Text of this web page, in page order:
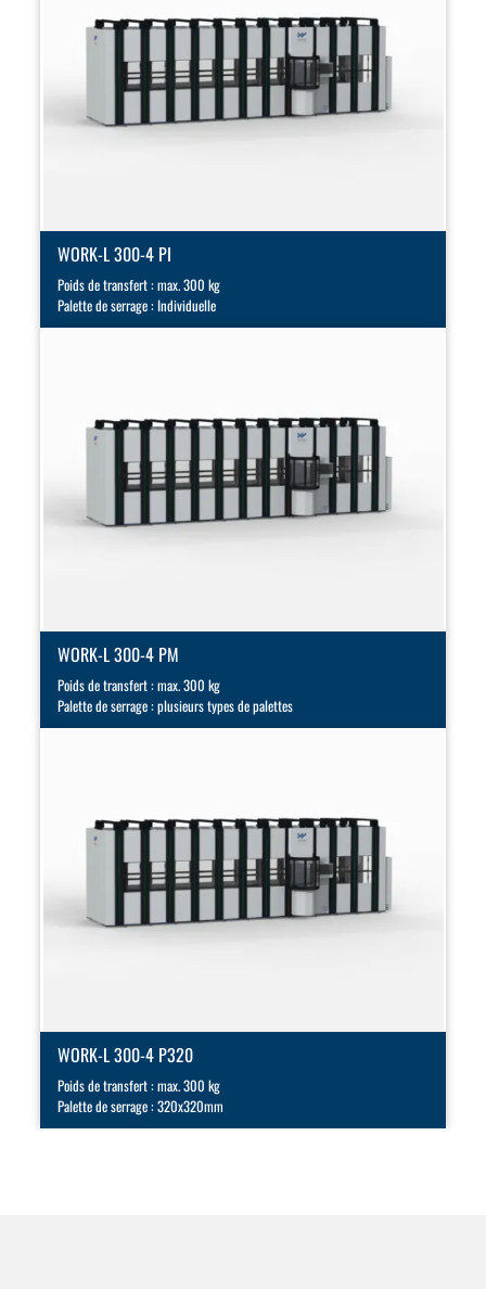
WORK-L 300-4 PI
Poids de transfert : max. 300 kg
Palette de serrage : Individuelle
WORK-L 300-4 PM
Poids de transfert : max. 300 kg
Palette de serrage : plusieurs types de palettes
WORK-L 300-4 P320
Poids de transfert : max. 300 kg
Palette de serrage : 320x320mm